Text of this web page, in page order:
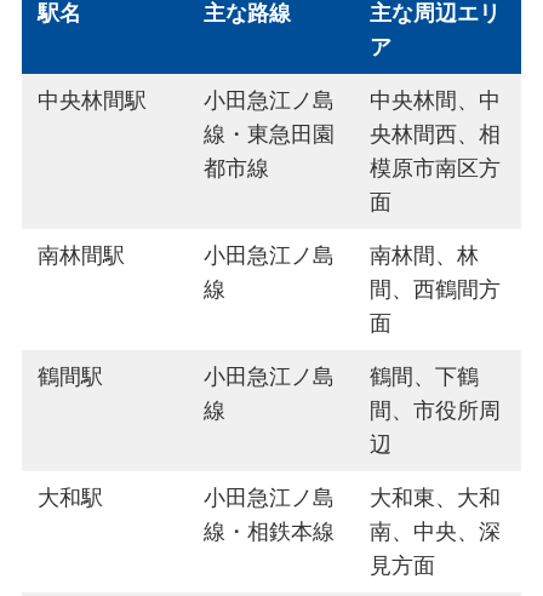
駅名 主な路線
主な周辺エリ
ア
中央林間駅
小田急江ノ島
線・東急田園
都市線
中央林間、中
央林間西、相
模原市南区方
面
南林間駅
小田急江ノ島
線
南林間、林
間、西鶴間方
面
鶴間駅
小田急江ノ島
線
鶴間、下鶴
間、市役所周
辺
大和駅
小田急江ノ島
線・相鉄本線
大和東、大和
南、中央、深
見方面